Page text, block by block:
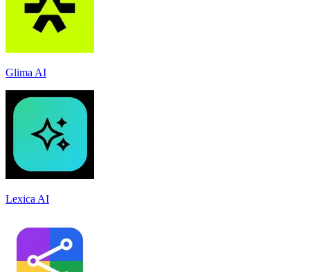
Glima AI
Lexica AI